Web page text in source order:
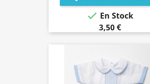
 En Stock
3,50 €